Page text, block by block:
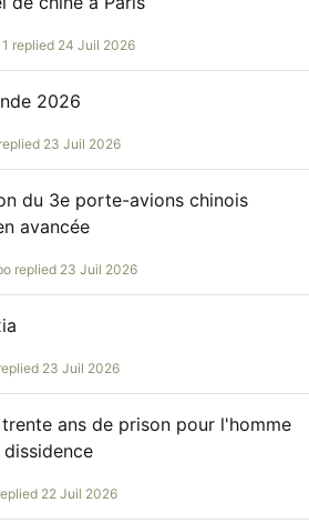
24 Juil 2026
2026
23 Juil 2026
du 3e porte-avions chinois
avancée
23 Juil 2026
23 Juil 2026
trente ans de prison pour l'homme
22 Juil 2026